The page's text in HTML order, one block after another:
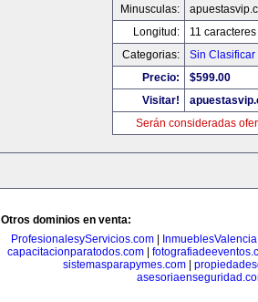
Minusculas:
Longitud:
11 caracteres
Categorias:
Sin Clasificar
Precio:
$599.00
Visitar!
Serán consideradas
Otros dominios en venta:
ProfesionalesyServicios.com|
capacitacionparatodos.com|
sistemasparapymes.com|